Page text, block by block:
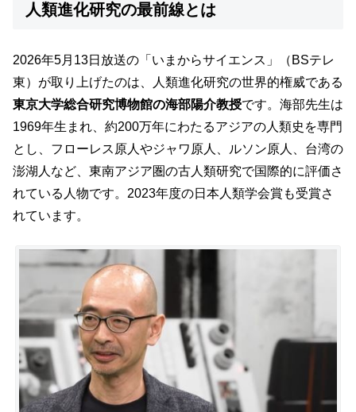
人類進化研究の最前線とは
2026年5月13日放送の「いまからサイエンス」（BSテレ
東）が取り上げたのは、人類進化研究の世界的権威である
東京大学総合研究博物館の海部陽介教授です。海部先生は
1969年生まれ、約200万年にわたるアジアの人類史を専門
とし、フローレス原人やジャワ原人、ルソン原人、台湾の
澎湖人など、東南アジア圏の古人類研究で国際的に評価さ
れている人物です。2023年度の日本人類学会賞も受賞さ
れています。